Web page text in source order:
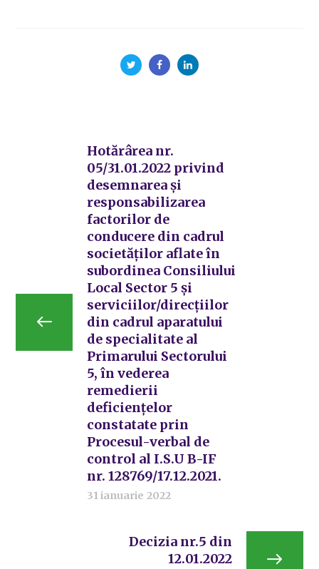
Hotărârea nr.
05/31.01.2022 privind
desemnarea și
responsabilizarea
factorilor de
conducere din cadrul
societăților aflate în
subordinea Consiliului
Local Sector 5 și
serviciilor/direcțiilor
din cadrul aparatului
de specialitate al
Primarului Sectorului
5, în vederea
remedierii
deficiențelor
constatate prin
Procesul-verbal de
control al I.S.U B-IF
nr. 128769/17.12.2021.
31 ianuarie 2022
Decizia nr.5 din
12.01.2022